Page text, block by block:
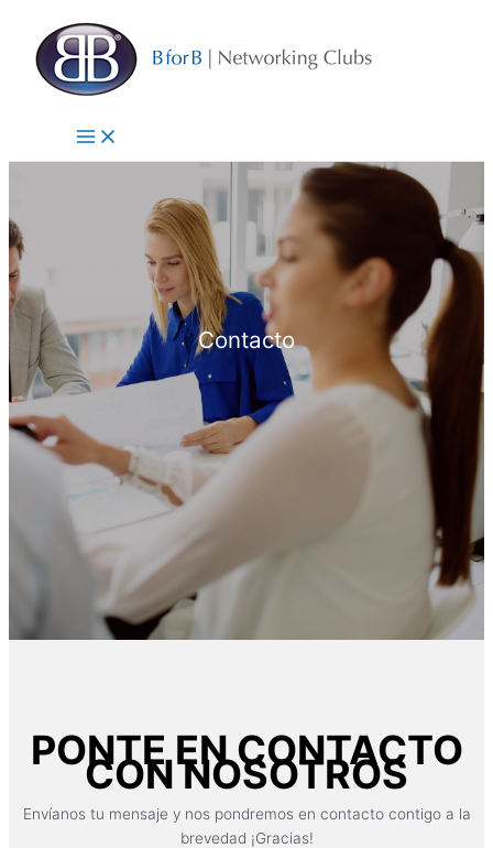
contenido
Contacto
PONTE EN CONTACTO
CON NOSOTROS
Envíanos tu mensaje y nos pondremos en contacto contigo a la
brevedad ¡Gracias!